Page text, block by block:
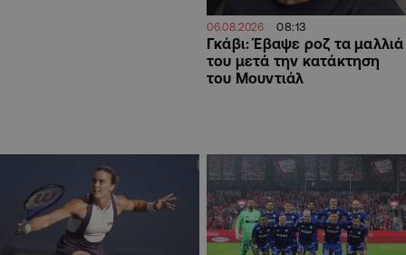
06.08.2026 08:13
Γκάβι: Έβαψε ροζ τα μαλλιά
του μετά την κατάκτηση
του Μουντιάλ